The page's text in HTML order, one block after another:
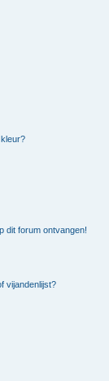
dit forum ontvangen!
vijandenlijst?